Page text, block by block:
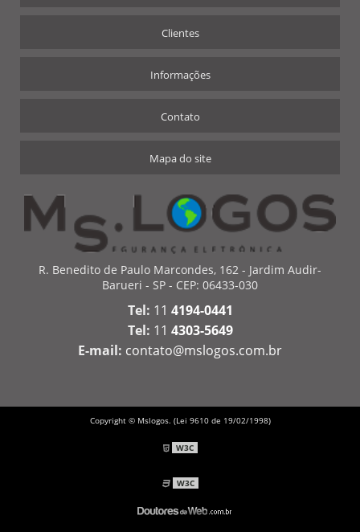
Clientes
Informações
Contato
Mapa do site
R. Benedito de Paulo Marcondes, 162 - Jardim Audir-
Barueri - SP - CEP: 06433-030
Tel: 11 4194-0441
Tel: 11 4303-5649
E-mail: contato@mslogos.com.br
Copyright © Mslogos. (Lei 9610 de 19/02/1998)
W3C
W3C